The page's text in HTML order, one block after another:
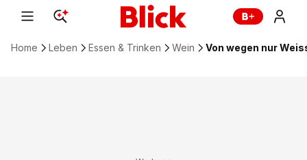
Home Leben Essen & Trinken Wein Von wegen nur